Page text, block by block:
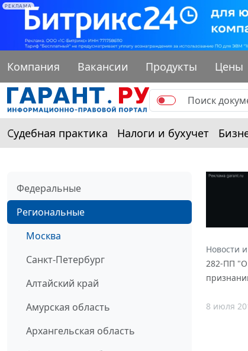
РЕКЛАМА
Компания Вакансии Продукты Цены
Судебная практика Налоги и бухучет
Федеральные
Региональные
Москва
Санкт-Петербург
Алтайский край
Амурская область
Архангельская область
Новости
282-ПП "О
8 июля